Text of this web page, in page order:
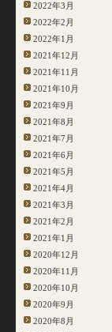
2022年3月
2022年2月
2022年1月
2021年12月
2021年11月
2021年10月
2021年9月
2021年8月
2021年7月
2021年6月
2021年5月
2021年4月
2021年3月
2021年2月
2021年1月
2020年12月
2020年11月
2020年10月
2020年9月
2020年8月